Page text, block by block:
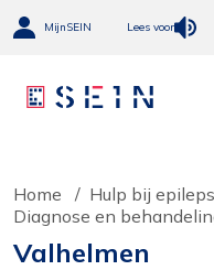
MijnSEIN Lees voor
Home
Hulp bij
Diagnose en
Valhelmen